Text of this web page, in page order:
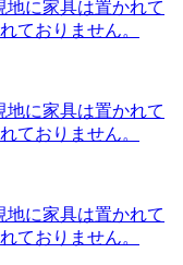
地に家具は置かれて
ておりません。
地に家具は置かれて
ておりません。
地に家具は置かれて
ておりません。